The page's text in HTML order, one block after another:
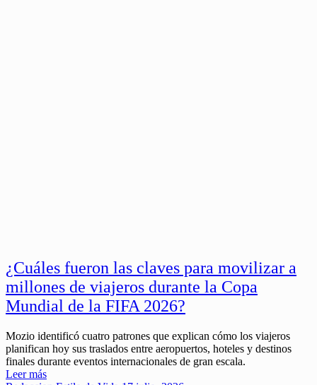
¿Cuáles fueron las claves para movilizar a
millones de viajeros durante la Copa
Mundial de la FIFA 2026?
Mozio identificó cuatro patrones que explican cómo los viajeros
planifican hoy sus traslados entre aeropuertos, hoteles y destinos
finales durante eventos internacionales de gran escala.
Leer más